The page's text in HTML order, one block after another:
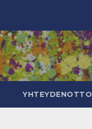
YHTEYDENOTTO